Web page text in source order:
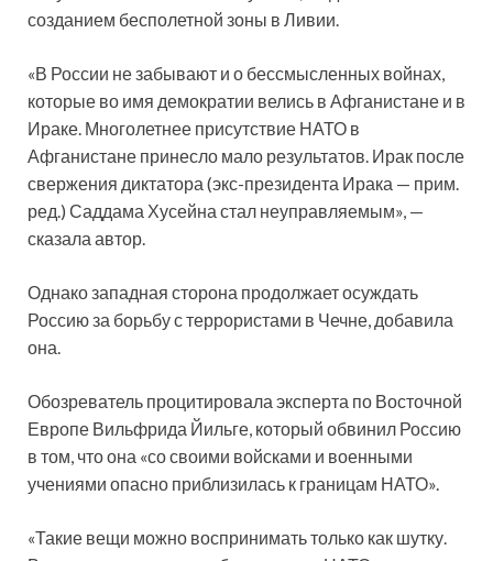
созданием бесполетной зоны в Ливии.
«В России не забывают и о бессмысленных войнах,
которые во имя демократии велись в Афганистане и в
Ираке. Многолетнее присутствие НАТО в
Афганистане принесло мало результатов. Ирак после
свержения диктатора (экс-президента Ирака — прим.
ред.) Саддама Хусейна стал неуправляемым», —
сказала автор.
Однако западная сторона продолжает осуждать
Россию за борьбу с террористами в Чечне, добавила
она.
Обозреватель процитировала эксперта по Восточной
Европе Вильфрида Йильге, который обвинил Россию
в том, что она «со своими войсками и военными
учениями опасно приблизилась к границам НАТО».
«Такие вещи можно воспринимать только как шутку.